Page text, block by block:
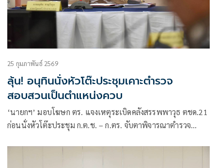
25 กุมภาพันธ์ 2569
ลุ้น! อนุทินนั่งหัวโต๊ะประชุมเคาะตำรวจ
สอบสวนเป็นตำแหน่งควบ
‘นายกฯ’ มอบโฆษก ตร. แจงเหตุระเบิดคลังสรรพพาวุธ ตชด.21
ก่อนนั่งหัวโต๊ะประชุม ก.ต.ช. – ก.ตร. จับตาพิจารณาตำรวจ